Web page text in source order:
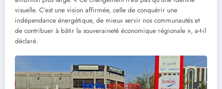
visuelle. C’est une vision affirmée, celle de conquérir une
indépendance énergétique, de mieux servir nos communautés et
de contribuer à bâtir la souveraineté économique régionale », a-t-il
déclaré.